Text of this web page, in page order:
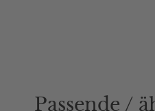
Passende /